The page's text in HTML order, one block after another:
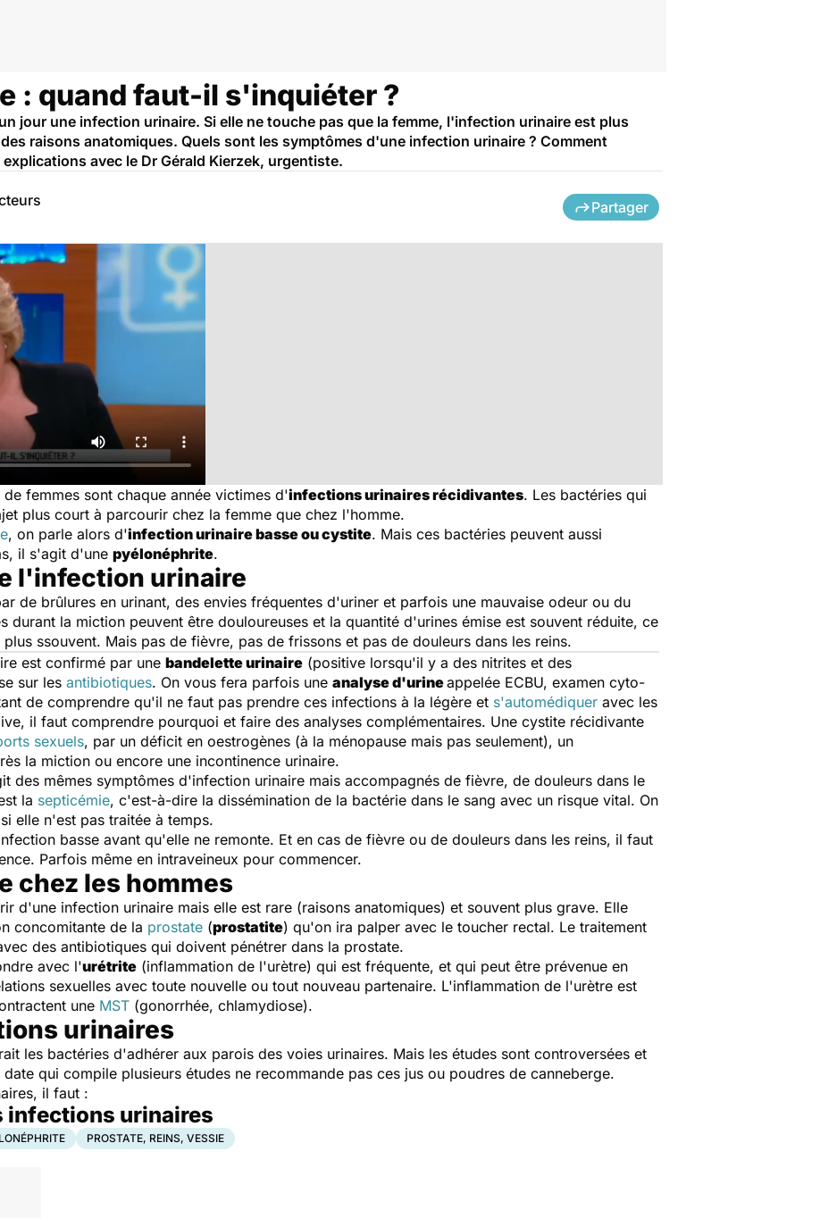
: quand faut-il s'inquiéter ?
jour une infection urinaire. Si elle ne touche pas que la femme, l'infection urinaire est plus
raisons anatomiques. Quels sont les symptômes d'une infection urinaire ? Comment
avec le Dr Gérald Kierzek, urgentiste.
Partager
femmes sont chaque année victimes d'infections urinaires récidivantes. Les bactéries qui
plus court à parcourir chez la femme que chez l'homme.
, on parle alors d'infection urinaire basse ou cystite. Mais ces bactéries peuvent aussi
il s'agit d'une pyélonéphrite.
l'infection urinaire
de brûlures en urinant, des envies fréquentes d'uriner et parfois une mauvaise odeur ou du
durant la miction peuvent être douloureuses et la quantité d'urines émise est souvent réduite, ce
ssouvent. Mais pas de fièvre, pas de frissons et pas de douleurs dans les reins.
est confirmé par une bandelette urinaire (positive lorsqu'il y a des nitrites et des
sur les antibiotiques. On vous fera parfois une analyse d'urineappelée ECBU, examen cyto-
de comprendre qu'il ne faut pas prendre ces infections à la légère et s'automédiquer avec les
il faut comprendre pourquoi et faire des analyses complémentaires. Une cystite récidivante
sexuels, par un déficit en oestrogènes (à la ménopause mais pas seulement), un
la miction ou encore une incontinence urinaire.
des mêmes symptômes d'infection urinaire mais accompagnés de fièvre, de douleurs dans le
la septicémie, c'est-à-dire la dissémination de la bactérie dans le sang avec un risque vital. On
elle n'est pas traitée à temps.
basse avant qu'elle ne remonte. Et en cas de fièvre ou de douleurs dans les reins, il faut
Parfois même en intraveineux pour commencer.
chez les hommes
d'une infection urinaire mais elle est rare (raisons anatomiques) et souvent plus grave. Elle
concomitante de la prostate (prostatite) qu'on ira palper avec le toucher rectal. Le traitement
des antibiotiques qui doivent pénétrer dans la prostate.
avec l'urétrite (inflammation de l'urètre) qui est fréquente, et qui peut être prévenue en
sexuelles avec toute nouvelle ou tout nouveau partenaire. L'inflammation de l'urètre est
une MST (gonorrhée, chlamydiose).
urinaires
les bactéries d'adhérer aux parois des voies urinaires. Mais les études sont controversées et
qui compile plusieurs études ne recommande pas ces jus ou poudres de canneberge.
il faut :
infections urinaires
PROSTATE, REINS, VESSIE